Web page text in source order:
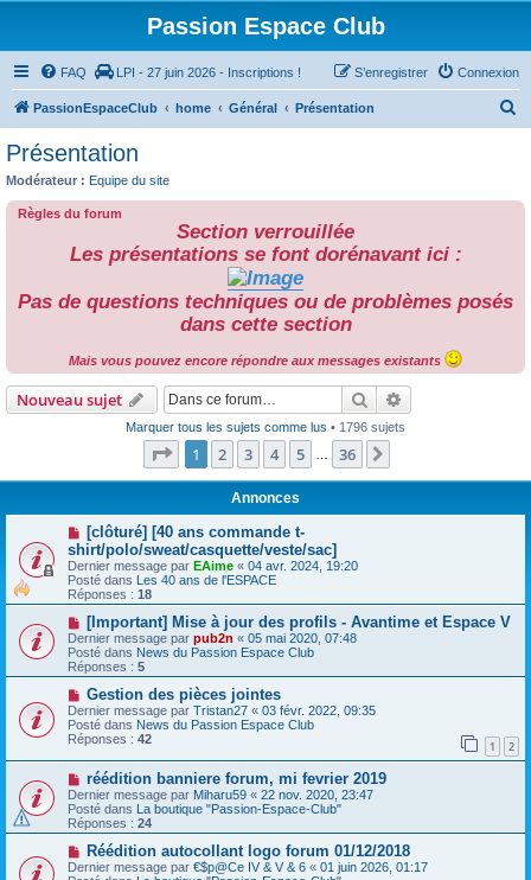
Passion Espace Club
FAQ LPI - 27 juin 2026 - Inscriptions ! Connexion
S’enregistrer
PassionEspaceClub home Général Présentation
Présentation
Modérateur : Equipe du site
Règles du forum
Section verrouillée
Les présentations se font dorénavant ici :
Pas de questions techniques ou de problèmes posés
dans cette section
Mais vous pouvez encore répondre aux messages existants
Nouveau sujet Rechercher
Marquer tous les sujets comme lus • 1796 sujets
Page 1sur36
1 2 3 4 5 36
Annonces
[clôturé] [40 ans commande t-
shirt/polo/sweat/casquette/veste/sac]
Dernier message par EAime « 04 avr. 2024, 19:20
Posté dans Les 40 ans de l'ESPACE
Réponses : 18
[Important] Mise à jour des profils - Avantime et Espace V
Dernier message par pub2n « 05 mai 2020, 07:48
Posté dans News du Passion Espace Club
Réponses : 5
Gestion des pièces jointes
Dernier message par Tristan27 « 03 févr. 2022, 09:35
Posté dans News du Passion Espace Club
Réponses : 42 1 2
réédition banniere forum, mi fevrier 2019
Dernier message par Miharu59 « 22 nov. 2020, 23:47
Posté dans La boutique "Passion-Espace-Club"
Réponses : 24
Réédition autocollant logo forum 01/12/2018
Dernier message par €$p@Ce IV & V & 6 « 01 juin 2026, 01:17